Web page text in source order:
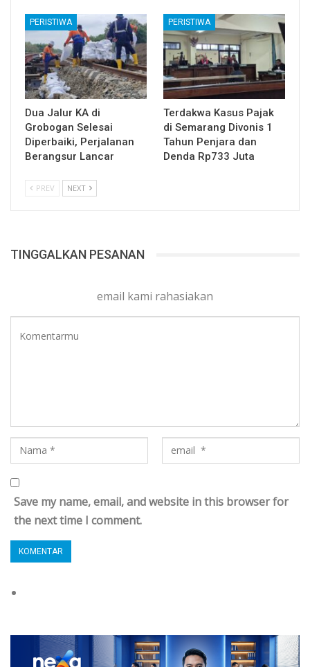
PERISTIWA
Dua Jalur KA di
Grobogan Selesai
Diperbaiki, Perjalanan
Berangsur Lancar
PERISTIWA
Terdakwa Kasus Pajak
di Semarang Divonis 1
Tahun Penjara dan
Denda Rp733 Juta
PREV NEXT
TINGGALKAN PESANAN
email kami rahasiakan
Save my name, email, and website in this browser for
the next time I comment.